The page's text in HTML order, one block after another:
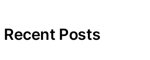
Recent Posts